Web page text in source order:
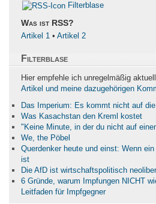
Filterblase
Was ist RSS?
Artikel 1 • Artikel 2
Filterblase
Hier empfehle ich unregelmäßig
Artikel und meine dazugehörigen
Das Imperium: Es kommt nicht auf
Was Kasachstan den Kreml kostet
"Keine Minute, in der du nicht auf
We, the Pöbel
Querdenker heute und einst: Wenn
ist
Die AfD ist wirtschaftspolitisch
6 Gründe, warum Impfungen NICHT
Leitfaden für Impfgegner